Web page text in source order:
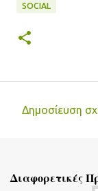
SOCIAL
λ
Δημοσίευση
Διαφορετικές